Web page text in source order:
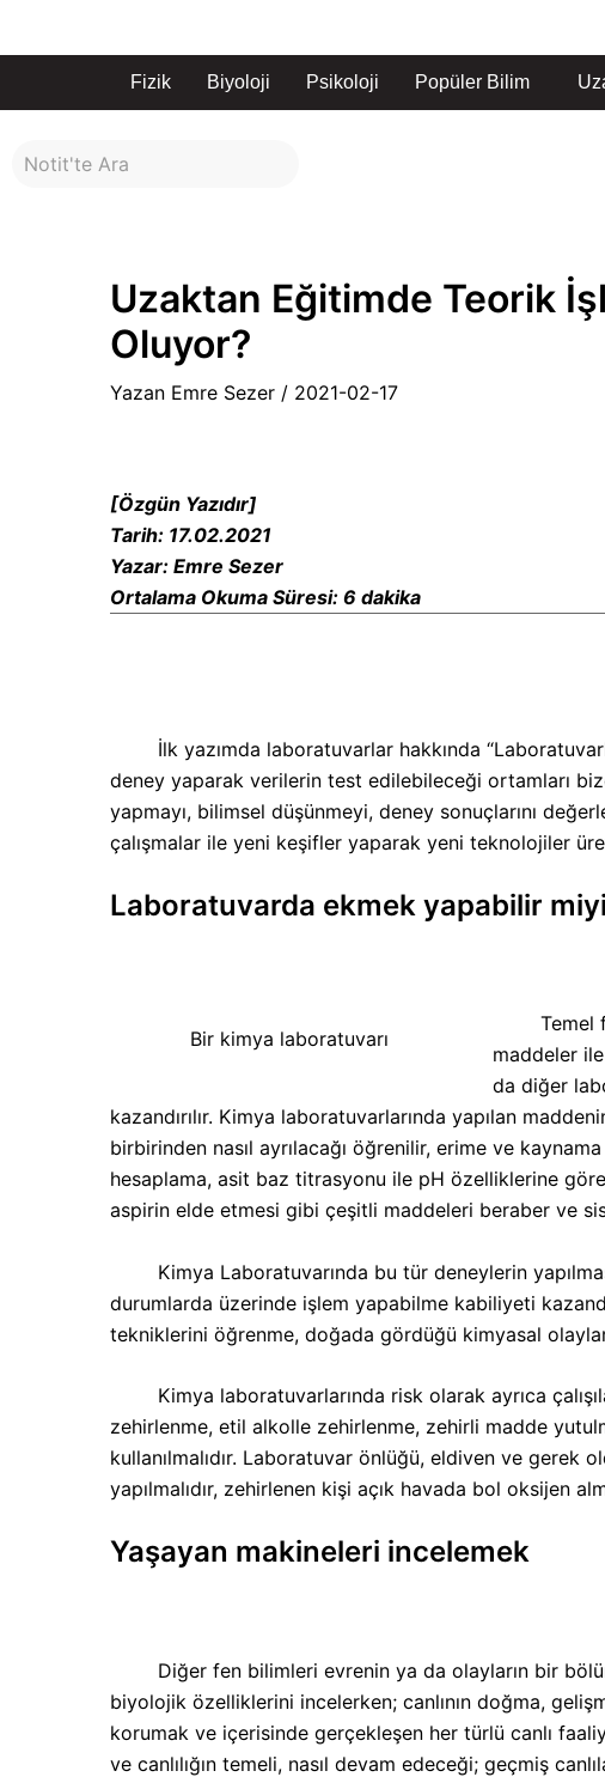
Fizik Biyoloji Psikoloji Popüler Bilim
Uzaktan Eğitimde Teorik
Oluyor?
Yazan Emre Sezer / 2021-02-17
[Özgün Yazıdır]
Tarih: 17.02.2021
Yazar: Emre Sezer
Ortalama Okuma Süresi: 6 dakika
İlk yazımda laboratuvarlar hakkında “
deney yaparak verilerin test edilebileceği ortamları
yapmayı, bilimsel düşünmeyi, deney sonuçlarını
çalışmalar ile yeni keşifler yaparak yeni teknolojiler
Laboratuvarda ekmek yapabilir
Bir kimya laboratuvarı
Temel fen
maddeler
da diğer
kazandırılır. Kimya laboratuvarlarında yapılan
birbirinden nasıl ayrılacağı öğrenilir, erime ve
hesaplama, asit baz titrasyonu ile pH özelliklerine
aspirin elde etmesi gibi çeşitli maddeleri beraber ve
Kimya Laboratuvarında bu tür deneylerin
durumlarda üzerinde işlem yapabilme kabiliyeti
tekniklerini öğrenme, doğada gördüğü kimyasal
Kimya laboratuvarlarında risk olarak ayrıca
zehirlenme, etil alkolle zehirlenme, zehirli madde
kullanılmalıdır. Laboratuvar önlüğü, eldiven ve gerek
yapılmalıdır, zehirlenen kişi açık havada bol oksijen
Yaşayan makineleri incelemek
Diğer fen bilimleri evrenin ya da olayların bir
biyolojik özelliklerini incelerken; canlının doğma,
korumak ve içerisinde gerçekleşen her türlü canlı
ve canlılığın temeli, nasıl devam edeceği; geçmiş